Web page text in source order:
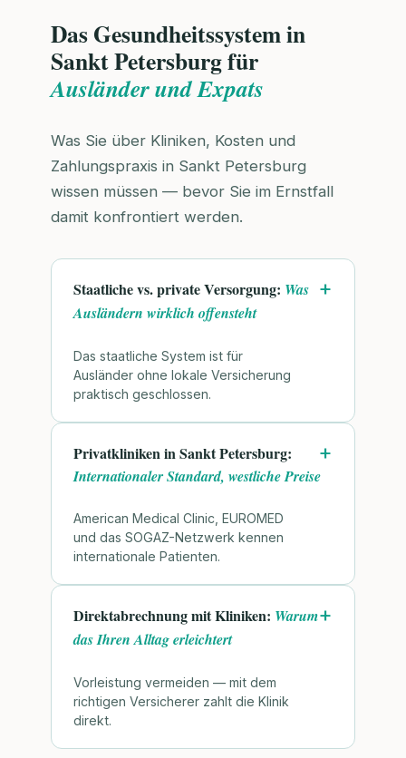
Das Gesundheitssystem in
Sankt Petersburg für
Ausländer und Expats
Was Sie über Kliniken, Kosten und
Zahlungspraxis in Sankt Petersburg
wissen müssen — bevor Sie im Ernstfall
damit konfrontiert werden.
Staatliche vs. private Versorgung: Was
Ausländern wirklich offensteht
Das staatliche System ist für
Ausländer ohne lokale Versicherung
praktisch geschlossen.
Privatkliniken in Sankt Petersburg:
Internationaler Standard, westliche Preise
American Medical Clinic, EUROMED
und das SOGAZ-Netzwerk kennen
internationale Patienten.
Direktabrechnung mit Kliniken: Warum
das Ihren Alltag erleichtert
Vorleistung vermeiden — mit dem
richtigen Versicherer zahlt die Klinik
direkt.